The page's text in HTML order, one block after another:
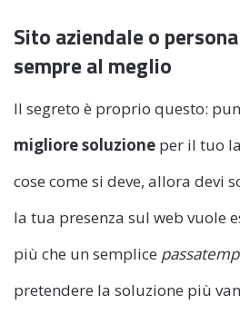
Sito aziendale o
sempre al meglio
Il segreto è proprio questo:
migliore soluzione per il tuo
cose come si deve, allora devi
la tua presenza sul web vuole
più che un semplice
pretendere la soluzione più